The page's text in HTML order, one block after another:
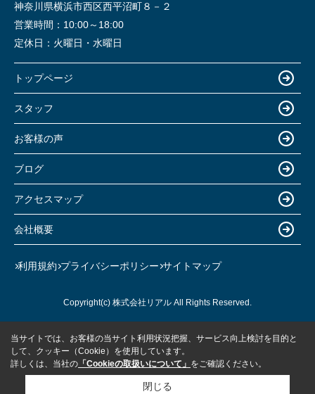
神奈川県横浜市西区西平沼町８－２
営業時間： 10:00～18:00
定休日： 火曜日・水曜日
トップページ
スタッフ
お客様の声
ブログ
アクセスマップ
会社概要
利用規約 プライバシーポリシー サイトマップ
Copyright(c) 株式会社リアル All Rights Reserved.
当サイトでは、お客様の当サイト利用状況把握、サービス向上検討を目的と
して、クッキー（Cookie）を使用しています。
詳しくは、当社の 「Cookieの取扱いについて」 をご確認ください。
閉じる